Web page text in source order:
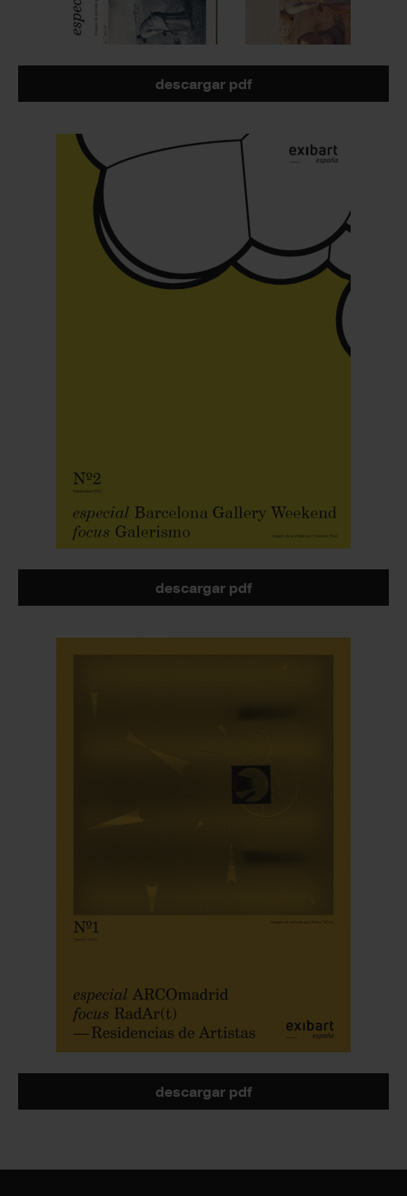
descargar pdf
descargar pdf
descargar pdf